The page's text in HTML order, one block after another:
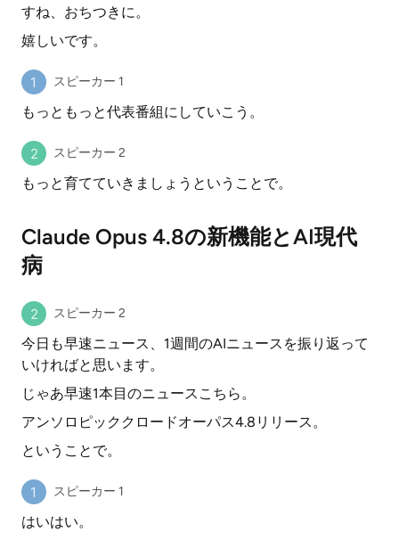
すね、おちつきに。
嬉しいです。
スピーカー 1
もっともっと代表番組にしていこう。
スピーカー 2
もっと育てていきましょうということで。
Claude Opus 4.8の新機能とAI現代
病
スピーカー 2
今日も早速ニュース、1週間のAIニュースを振り返って
いければと思います。
じゃあ早速1本目のニュースこちら。
アンソロピッククロードオーパス4.8リリース。
ということで。
スピーカー 1
はいはい。